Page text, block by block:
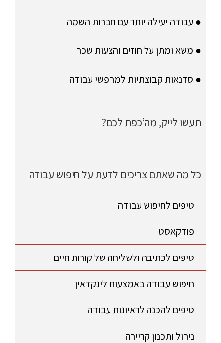
● עבודה יעילה יותר עם חברות השמה
● משא ומתן על חוזים והצעות שכר
● סדנאות קבוצתיות למחפשי עבודה
תעשו לייק, מה’כפת לכם?
כל מה שאתם צריכים לדעת על חיפוש עבודה
טיפים לחיפוש עבודה
פודקאסט
טיפים לכתיבה ולשליחה של קורות חיים
חיפוש עבודה באמצעות לינקדאין
טיפים להכנה לראיונות עבודה
ניהול ותכנון קריירה